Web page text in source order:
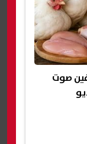
فين صوت